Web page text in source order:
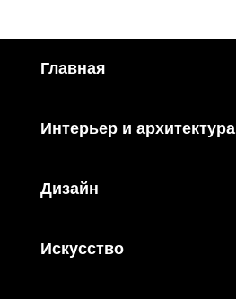
Главная
Интерьер и архитектура
Дизайн
Искусство